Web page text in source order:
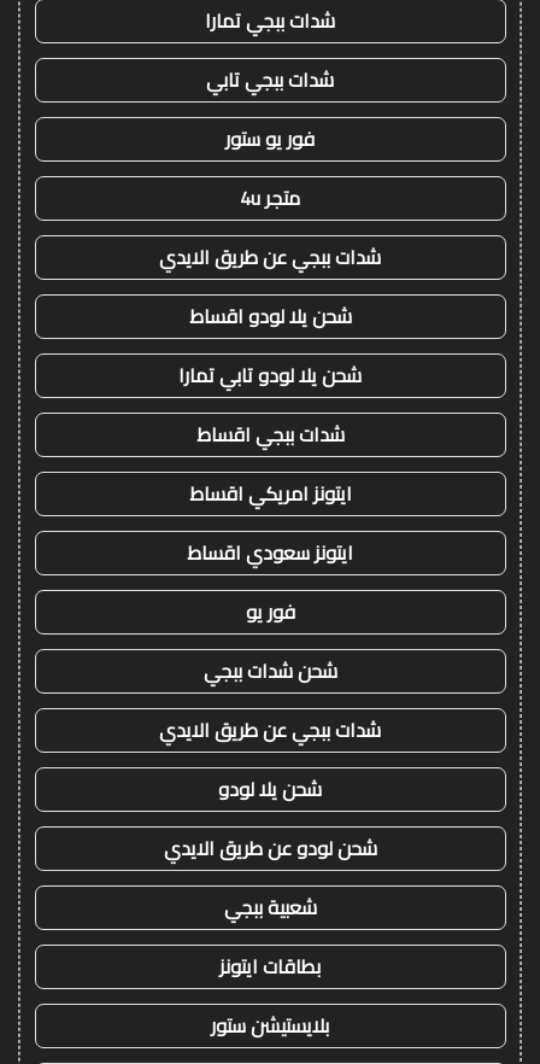
شدات ببجي تمارا
شدات ببجي تابي
فور يو ستور
متجر 4u
شدات ببجي عن طريق الايدي
شحن يلا لودو اقساط
شحن يلا لودو تابي تمارا
شدات ببجي اقساط
ايتونز امريكي اقساط
ايتونز سعودي اقساط
فور يو
شحن شدات ببجي
شدات ببجي عن طريق الايدي
شحن يلا لودو
شحن لودو عن طريق الايدي
شعبية ببجي
بطاقات ايتونز
بلايستيشن ستور